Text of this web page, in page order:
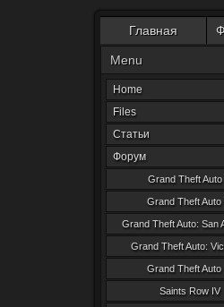
Главная
Menu
Home
Files
Статьи
Форум
Grand Theft Auto
Grand Theft Auto
Grand Theft Auto: San
Grand Theft Auto:
Grand Theft Auto
Saints Row IV